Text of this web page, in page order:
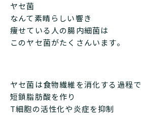
ヤセ菌
なんて素晴らしい響き
痩せている人の腸内細菌は
このヤセ菌がたくさんいます。
ヤセ菌は食物繊維を消化する過程で
短鎖脂肪酸を作り
T細胞の活性化や炎症を抑制